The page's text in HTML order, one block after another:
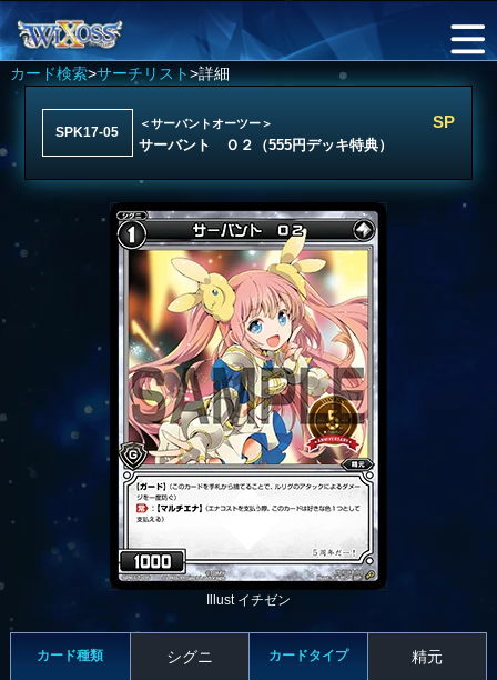
カード検索>サーチリスト>詳細
SPK17-05
＜サーバントオーツー＞
サーバント Ｏ２（555円デッキ特典）
SP
Illust イチゼン
カード種類 シグニ カードタイプ 精元